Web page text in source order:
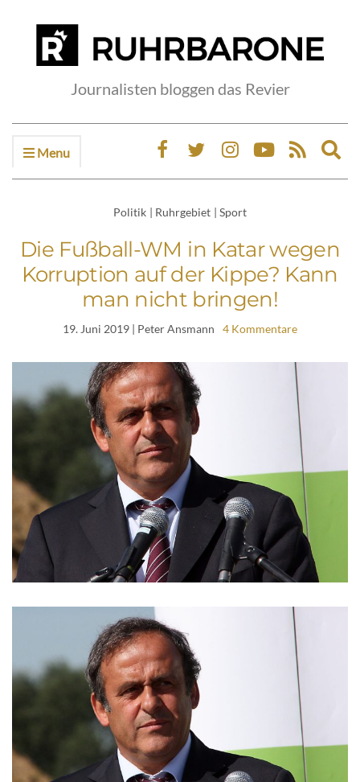
Journalisten bloggen das Revier
Menu
Politik | Ruhrgebiet | Sport
Die Fußball-WM in Katar wegen
Korruption auf der Kippe? Kann
man nicht bringen!
19. Juni 2019 | Peter Ansmann 4 Kommentare